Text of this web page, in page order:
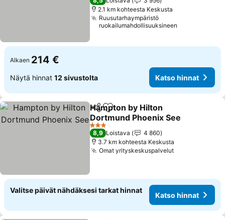
2.1 km kohteesta Keskusta
Ruusutarhaympäristö
ruokailumahdollisuuksineen
Alkaen 214 €
Näytä hinnat 12 sivustolta Katso hinnat
Jaa Lisää suosikkeihin
Hampton by Hilton
Dortmund Phoenix See
3 Tähtiluokitus
8,9 Loistava
4 860
3.7 km kohteesta Keskusta
Omat yrityskeskuspalvelut
Valitse päivät nähdäksesi tarkat hinnat
Katso hinnat